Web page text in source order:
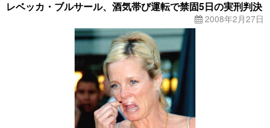
レベッカ・ブルサール、酒気帯び運転で禁固5日の実刑判決
2008年2月27日